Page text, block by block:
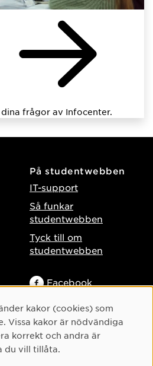
frågor av Infocenter.
På studentwebben
IT-support
Så funkar
studentwebben
Tyck till om
studentwebben
Facebook
TikTok
Youtube
kakor (cookies) som
Vissa kakor är nödvändiga
korrekt och andra är
du vill tillåta.